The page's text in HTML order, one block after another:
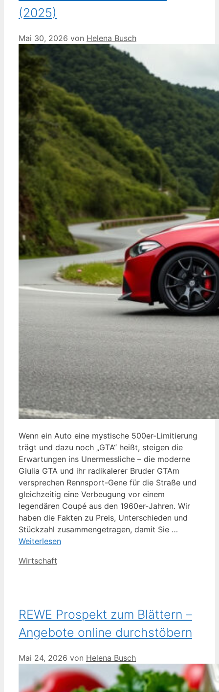
(2025)
Mai 30, 2026 von Helena Busch
Wenn ein Auto eine mystische 500er-Limitierung
trägt und dazu noch „GTA“ heißt, steigen die
Erwartungen ins Unermessliche – die moderne
Giulia GTA und ihr radikalerer Bruder GTAm
versprechen Rennsport-Gene für die Straße und
gleichzeitig eine Verbeugung vor einem
legendären Coupé aus den 1960er-Jahren. Wir
haben die Fakten zu Preis, Unterschieden und
Stückzahl zusammengetragen, damit Sie …
Weiterlesen
Kategorien
Wirtschaft
REWE Prospekt zum Blättern –
Angebote online durchstöbern
Mai 24, 2026 von Helena Busch